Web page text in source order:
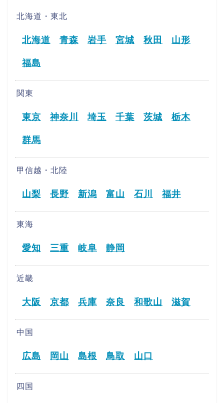
北海道・東北
北海道 青森 岩手 宮城 秋田 山形
福島
関東
東京 神奈川 埼玉 千葉 茨城 栃木
群馬
甲信越・北陸
山梨 長野 新潟 富山 石川 福井
東海
愛知 三重 岐阜 静岡
近畿
大阪 京都 兵庫 奈良 和歌山 滋賀
中国
広島 岡山 島根 鳥取 山口
四国